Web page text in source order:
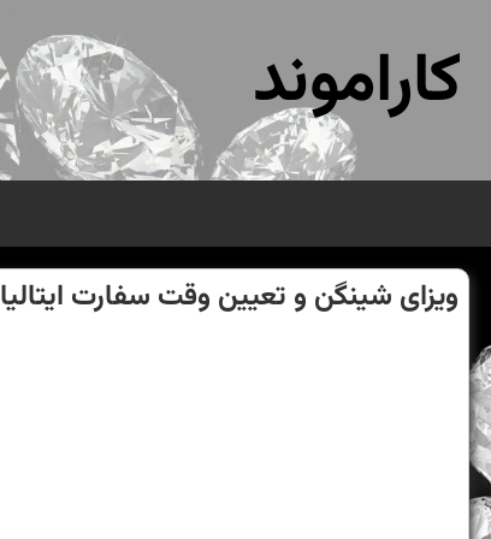
کاراموند
ویزای شینگن و تعیین وقت سفارت ایتالیا